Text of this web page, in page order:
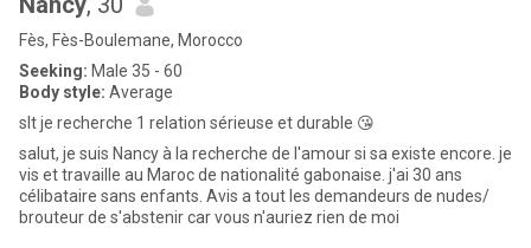
Fès, Fès-Boulemane, Morocco
Seeking: Male 35 - 60
Body style: Average
slt je recherche 1 relation sérieuse et durable 😘
salut, je suis Nancy à la recherche de l'amour si sa existe encore. je
vis et travaille au Maroc de nationalité gabonaise. j'ai 30 ans
célibataire sans enfants. Avis a tout les demandeurs de nudes/
brouteur de s'abstenir car vous n'auriez rien de moi